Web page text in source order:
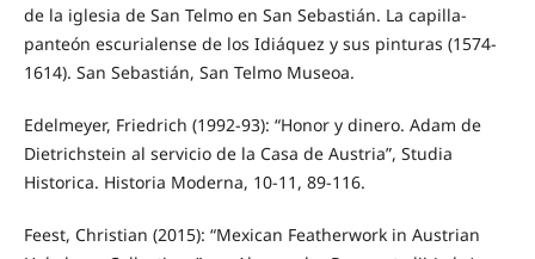
de la iglesia de San Telmo en San Sebastián. La capilla-
panteón escurialense de los Idiáquez y sus pinturas (1574-
1614). San Sebastián, San Telmo Museoa.
Edelmeyer, Friedrich (1992-93): “Honor y dinero. Adam de
Dietrichstein al servicio de la Casa de Austria”, Studia
Historica. Historia Moderna, 10-11, 89-116.
Feest, Christian (2015): “Mexican Featherwork in Austrian